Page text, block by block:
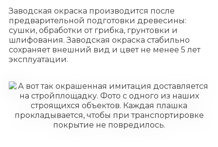
Заводская окраска производится после
предварительной подготовки древесины:
сушки, обработки от грибка, грунтовки и
шлифования. Заводская окраска стабильно
сохраняет внешний вид и цвет не менее 5 лет
эксплуатации.